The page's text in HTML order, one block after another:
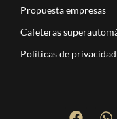
Propuesta empresas
Cafeteras
Políticas de privacidad